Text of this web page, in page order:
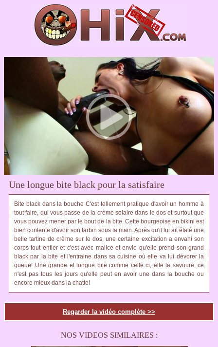
Une longue bite black pour la satisfaire
Bite black dans la bouche C'est tellement pratique d'avoir un homme à
tout faire, qui vous passe de la crème solaire dans le dos et surtout que
vous pouvez mener par le bout de la bite. Cette bourgeoise en bikini est
bien contente d'avoir son larbin sous la main. Après qu'il lui ait étalé une
belle tartine de crème sur le dos, une certaine excitation a envahi son
corps tout entier et c'est avec malice et envie qu'elle prend son grand
black par la bite et l'entraine dans sa cuisine où elle va lui dévorer la
queue! Une grande et longue bite comme celle ci, elle la savoure, ce
n'est pas tous les jours qu'elle peut en avoir une dans la bouche ou
encore mieux dans la chatte!
Regarder la vidéo complète >>
NOS VIDEOS SIMILAIRES :